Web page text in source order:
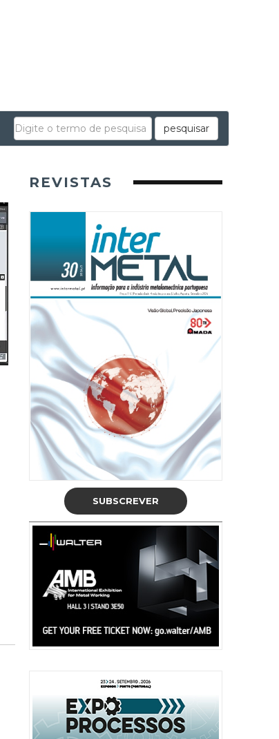
pesquisar
REVISTAS
SUBSCREVER